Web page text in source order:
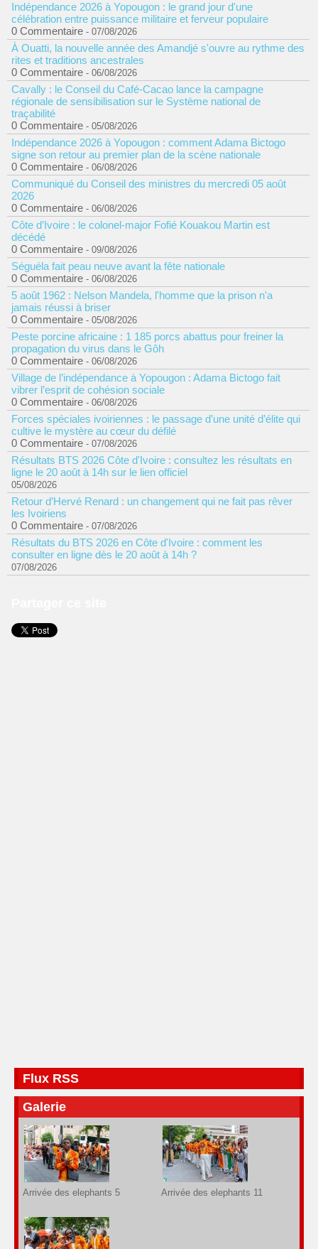
Indépendance 2026 à Yopougon : le grand jour d'une
célébration entre puissance militaire et ferveur populaire
0 Commentaire - 07/08/2026
À Ouatti, la nouvelle année des Amandjé s'ouvre au rythme des
rites et traditions ancestrales
0 Commentaire - 06/08/2026
Cavally : le Conseil du Café-Cacao lance la campagne
régionale de sensibilisation sur le Système national de
traçabilité
0 Commentaire - 05/08/2026
Indépendance 2026 à Yopougon : comment Adama Bictogo
signe son retour au premier plan de la scène nationale
0 Commentaire - 06/08/2026
Communiqué du Conseil des ministres du mercredi 05 août
2026
0 Commentaire - 06/08/2026
Côte d’Ivoire : le colonel-major Fofié Kouakou Martin est
décédé
0 Commentaire - 09/08/2026
Séguéla fait peau neuve avant la fête nationale
0 Commentaire - 06/08/2026
5 août 1962 : Nelson Mandela, l'homme que la prison n'a
jamais réussi à briser
0 Commentaire - 05/08/2026
Peste porcine africaine : 1 185 porcs abattus pour freiner la
propagation du virus dans le Gôh
0 Commentaire - 06/08/2026
Village de l’indépendance à Yopougon : Adama Bictogo fait
vibrer l’esprit de cohésion sociale
0 Commentaire - 06/08/2026
Forces spéciales ivoiriennes : le passage d’une unité d’élite qui
cultive le mystère au cœur du défilé
0 Commentaire - 07/08/2026
Résultats BTS 2026 Côte d'Ivoire : consultez les résultats en
ligne le 20 août à 14h sur le lien officiel
05/08/2026
Retour d’Hervé Renard : un changement qui ne fait pas rêver
les Ivoiriens
0 Commentaire - 07/08/2026
Résultats du BTS 2026 en Côte d'Ivoire : comment les
consulter en ligne dès le 20 août à 14h ?
07/08/2026
Flux RSS
Galerie
Arrivée des elephants 5 Arrivée des elephants 11